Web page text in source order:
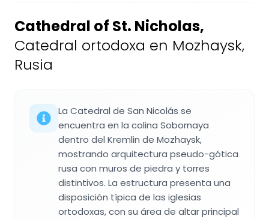
Cathedral of St. Nicholas,
Catedral ortodoxa en Mozhaysk,
Rusia
La Catedral de San Nicolás se
encuentra en la colina Sobornaya
dentro del Kremlin de Mozhaysk,
mostrando arquitectura pseudo-gótica
rusa con muros de piedra y torres
distintivos. La estructura presenta una
disposición típica de las iglesias
ortodoxas, con su área de altar principal